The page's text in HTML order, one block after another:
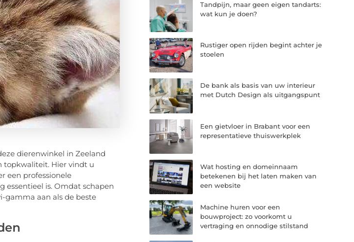
dierenwinkel in Zeeland
topkwaliteit. Hier vindt u
een professionele
essentieel is. Omdat schapen
gamma aan als de beste
Tandpijn, maar geen eigen tandarts:
wat kun je doen?
Rustiger open rijden begint achter je
stoelen
De bank als basis van uw interieur
met Dutch Design als uitgangspunt
Een gietvloer in Brabant voor een
representatieve thuiswerkplek
Wat hosting en domeinnaam
betekenen bij het laten maken van
een website
Machine huren voor een
bouwproject: zo voorkomt u
vertraging en onnodige stilstand